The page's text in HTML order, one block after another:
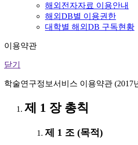
해외전자자료 이용안내
해외DB별 이용권한
대학별 해외DB 구독현황
이용약관
닫기
학술연구정보서비스 이용약관 (2017
제 1 장 총칙
제 1 조 (목적)